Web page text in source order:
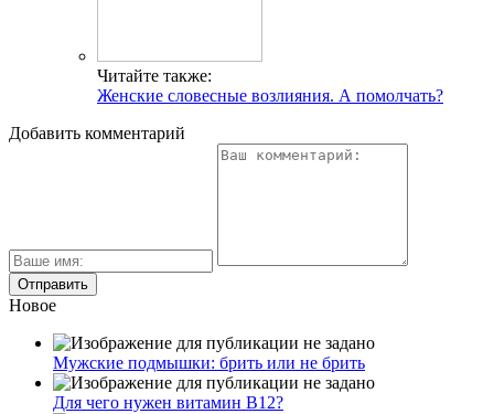
Читайте также:
Женские словесные возлияния. А помолчать?
Добавить комментарий
Новое
Мужские подмышки: брить или не брить
Для чего нужен витамин В12?